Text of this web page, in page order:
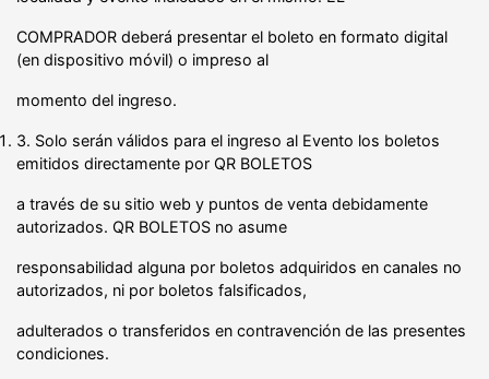
COMPRADOR deberá presentar el boleto en formato digital
(en dispositivo móvil) o impreso al
momento del ingreso.
3. Solo serán válidos para el ingreso al Evento los boletos
emitidos directamente por QR BOLETOS
a través de su sitio web y puntos de venta debidamente
autorizados. QR BOLETOS no asume
responsabilidad alguna por boletos adquiridos en canales no
autorizados, ni por boletos falsificados,
adulterados o transferidos en contravención de las presentes
condiciones.